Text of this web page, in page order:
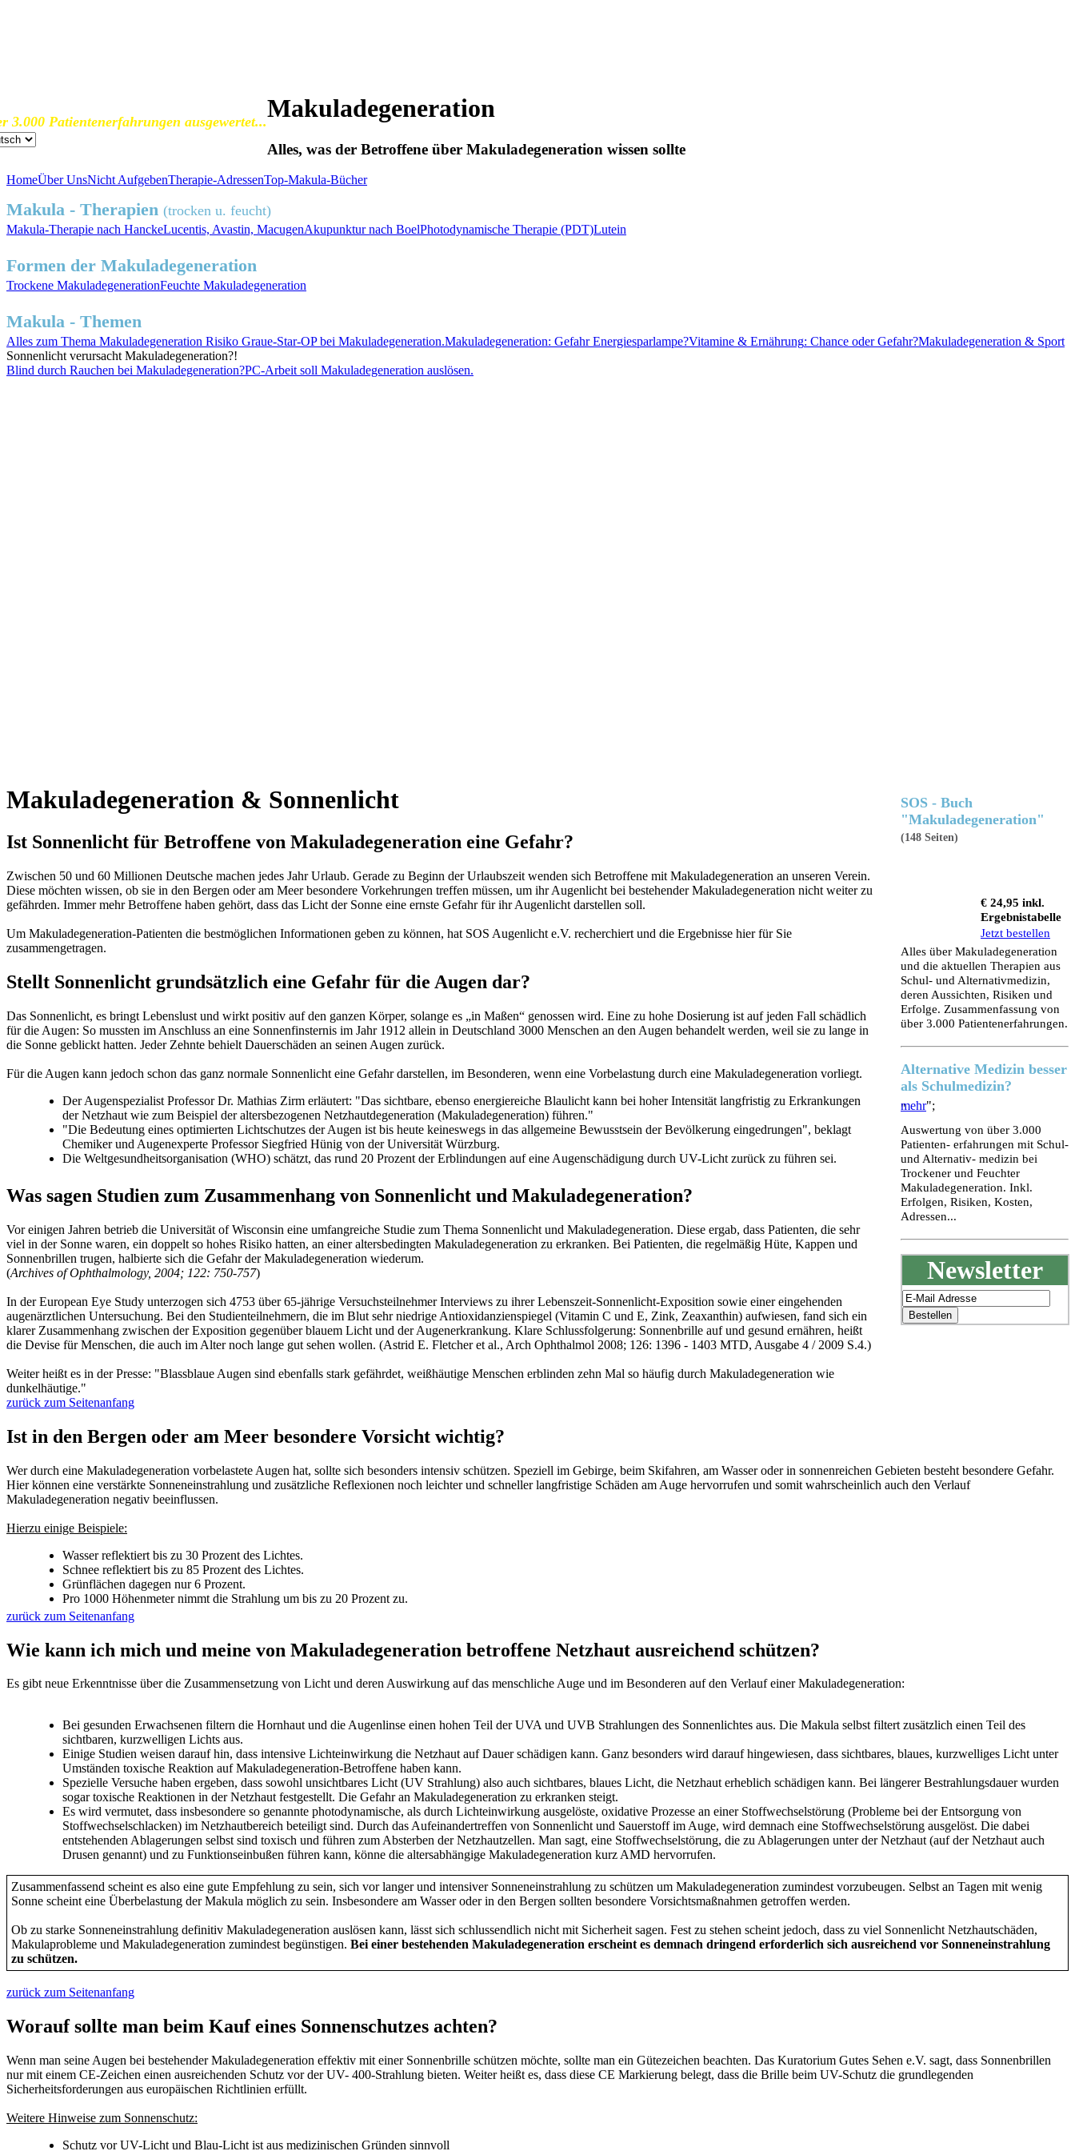
3.000 Patientenerfahrungen ausgewertet...Makuladegeneration
Alles, was der Betroffene über Makuladegeneration wissen sollte
HomeÜber UnsNicht AufgebenTherapie-AdressenTop-Makula-Bücher
Makula - Therapien (trocken u. feucht)
Makula-Therapie nach HanckeLucentis, Avastin, MacugenAkupunktur nach BoelPhotodynamische Therapie (PDT)Lutein
Formen der Makuladegeneration
Trockene MakuladegenerationFeuchte Makuladegeneration
Makula - Themen
Alles zum Thema Makuladegeneration Risiko Graue-Star-OPbei Makuladegeneration.Makuladegeneration: GefahrEnergiesparlampe?Vitamine & Ernährung: Chance oder Gefahr?Makuladegeneration & Sport
Sonnenlichtverursacht Makuladegeneration?!
Blind durch Rauchen bei Makuladegeneration?PC-Arbeit soll Makuladegeneration auslösen.
SOS - Buch
"Makuladegeneration"
(148 Seiten)
€ 24,95 inkl.
Ergebnistabelle
Jetzt bestellen
Alles über Makuladegeneration
und die aktuellen Therapien aus
Schul- und Alternativmedizin,
deren Aussichten, Risiken und
Erfolge. Zusammenfassung von
über 3.000 Patientenerfahrungen.
Alternative Medizin besser
als Schulmedizin?
"
mehr";
Auswertung von über 3.000
Patienten- erfahrungen mit Schul-
und Alternativ- medizin bei
Trockener und Feuchter
Makuladegeneration. Inkl.
Erfolgen, Risiken, Kosten,
Adressen...
Newsletter
Makuladegeneration & Sonnenlicht
Ist Sonnenlicht für Betroffene von Makuladegeneration eine Gefahr?
Zwischen 50 und 60 Millionen Deutsche machen jedes Jahr Urlaub. Gerade zu Beginn der Urlaubszeit wenden sich Betroffene mit Makuladegeneration an unseren Verein.
Diese möchten wissen, ob sie in den Bergen oder am Meer besondere Vorkehrungen treffen müssen, um ihr Augenlicht bei bestehender Makuladegeneration nicht weiter zu
gefährden. Immer mehr Betroffene haben gehört, dass das Licht der Sonne eine ernste Gefahr für ihr Augenlicht darstellen soll.
Um Makuladegeneration-Patienten die bestmöglichen Informationen geben zu können, hat SOS Augenlicht e.V. recherchiert und die Ergebnisse hier für Sie
zusammengetragen.
Stellt Sonnenlicht grundsätzlich eine Gefahr für die Augen dar?
Das Sonnenlicht, es bringt Lebenslust und wirkt positiv auf den ganzen Körper, solange es „in Maßen“ genossen wird. Eine zu hohe Dosierung ist auf jeden Fall schädlich
für die Augen: So mussten im Anschluss an eine Sonnenfinsternis im Jahr 1912 allein in Deutschland 3000 Menschen an den Augen behandelt werden, weil sie zu lange in
die Sonne geblickt hatten. Jeder Zehnte behielt Dauerschäden an seinen Augen zurück.
Für die Augen kann jedoch schon das ganz normale Sonnenlicht eine Gefahr darstellen, im Besonderen, wenn eine Vorbelastung durch eine Makuladegeneration vorliegt.
Der Augenspezialist Professor Dr. Mathias Zirm erläutert: "Das sichtbare, ebenso energiereiche Blaulicht kann bei hoher Intensität langfristig zu Erkrankungen
der Netzhaut wie zum Beispiel der altersbezogenen Netzhautdegeneration (Makuladegeneration) führen."
"Die Bedeutung eines optimierten Lichtschutzes der Augen ist bis heute keineswegs in das allgemeine Bewusstsein der Bevölkerung eingedrungen", beklagt
Chemiker und Augenexperte Professor Siegfried Hünig von der Universität Würzburg.
Die Weltgesundheitsorganisation (WHO) schätzt, das rund 20 Prozent der Erblindungen auf eine Augenschädigung durch UV-Licht zurück zu führen sei.
Was sagen Studien zum Zusammenhang von Sonnenlicht und Makuladegeneration?
Vor einigen Jahren betrieb die Universität of Wisconsin eine umfangreiche Studie zum Thema Sonnenlicht und Makuladegeneration. Diese ergab, dass Patienten, die sehr
viel in der Sonne waren, ein doppelt so hohes Risiko hatten, an einer altersbedingten Makuladegeneration zu erkranken. Bei Patienten, die regelmäßig Hüte, Kappen und
Sonnenbrillen trugen, halbierte sich die Gefahr der Makuladegeneration wiederum.
(Archives of Ophthalmology, 2004; 122: 750-757)
In der European Eye Study unterzogen sich 4753 über 65-jährige Versuchsteilnehmer Interviews zu ihrer Lebenszeit-Sonnenlicht-Exposition sowie einer eingehenden
augenärztlichen Untersuchung. Bei den Studienteilnehmern, die im Blut sehr niedrige Antioxidanzienspiegel (Vitamin C und E, Zink, Zeaxanthin) aufwiesen, fand sich ein
klarer Zusammenhang zwischen der Exposition gegenüber blauem Licht und der Augenerkrankung. Klare Schlussfolgerung: Sonnenbrille auf und gesund ernähren, heißt
die Devise für Menschen, die auch im Alter noch lange gut sehen wollen. (Astrid E. Fletcher et al., Arch Ophthalmol 2008; 126: 1396 - 1403 MTD, Ausgabe 4 / 2009 S.4.)
Weiter heißt es in der Presse: "Blassblaue Augen sind ebenfalls stark gefährdet, weißhäutige Menschen erblinden zehn Mal so häufig durch Makuladegeneration wie
dunkelhäutige."
zurück zum Seitenanfang
Ist in den Bergen oder am Meer besondere Vorsicht wichtig?
Wer durch eine Makuladegeneration vorbelastete Augen hat, sollte sich besonders intensiv schützen. Speziell im Gebirge, beim Skifahren, am Wasser oder in sonnenreichen Gebieten besteht besondere Gefahr.
Hier können eine verstärkte Sonneneinstrahlung und zusätzliche Reflexionen noch leichter und schneller langfristige Schäden am Auge hervorrufen und somit wahrscheinlich auch den Verlauf
Makuladegeneration negativ beeinflussen.
Hierzu einige Beispiele:
Wasser reflektiert bis zu 30 Prozent des Lichtes.
Schnee reflektiert bis zu 85 Prozent des Lichtes.
Grünflächen dagegen nur 6 Prozent.
Pro 1000 Höhenmeter nimmt die Strahlung um bis zu 20 Prozent zu.
zurück zum Seitenanfang
Wie kann ich mich und meine von Makuladegeneration betroffene Netzhaut ausreichend schützen?
Es gibt neue Erkenntnisse über die Zusammensetzung von Licht und deren Auswirkung auf das menschliche Auge und im Besonderen auf den Verlauf einer Makuladegeneration:
Bei gesunden Erwachsenen filtern die Hornhaut und die Augenlinse einen hohen Teil der UVA und UVB Strahlungen des Sonnenlichtes aus. Die Makula selbst filtert zusätzlich einen Teil des
sichtbaren, kurzwelligen Lichts aus.
Einige Studien weisen darauf hin, dass intensive Lichteinwirkung die Netzhaut auf Dauer schädigen kann. Ganz besonders wird darauf hingewiesen, dass sichtbares, blaues, kurzwelliges Licht unter
Umständen toxische Reaktion auf Makuladegeneration-Betroffene haben kann.
Spezielle Versuche haben ergeben, dass sowohl unsichtbares Licht (UV Strahlung) also auch sichtbares, blaues Licht, die Netzhaut erheblich schädigen kann. Bei längerer Bestrahlungsdauer wurden
sogar toxische Reaktionen in der Netzhaut festgestellt. Die Gefahr an Makuladegeneration zu erkranken steigt.
Es wird vermutet, dass insbesondere so genannte photodynamische, als durch Lichteinwirkung ausgelöste, oxidative Prozesse an einer Stoffwechselstörung (Probleme bei der Entsorgung von
Stoffwechselschlacken) im Netzhautbereich beteiligt sind. Durch das Aufeinandertreffen von Sonnenlicht und Sauerstoff im Auge, wird demnach eine Stoffwechselstörung ausgelöst. Die dabei
entstehenden Ablagerungen selbst sind toxisch und führen zum Absterben der Netzhautzellen. Man sagt, eine Stoffwechselstörung, die zu Ablagerungen unter der Netzhaut (auf der Netzhaut auch
Drusen genannt) und zu Funktionseinbußen führen kann, könne die altersabhängige Makuladegeneration kurz AMD hervorrufen.
Zusammenfassend scheint es also eine gute Empfehlung zu sein, sich vor langer und intensiver Sonneneinstrahlung zu schützen um Makuladegeneration zumindest vorzubeugen. Selbst an Tagen mit wenig
Sonne scheint eine Überbelastung der Makula möglich zu sein. Insbesondere am Wasser oder in den Bergen sollten besondere Vorsichtsmaßnahmen getroffen werden.
Ob zu starke Sonneneinstrahlung definitiv Makuladegeneration auslösen kann, lässt sich schlussendlich nicht mit Sicherheit sagen. Fest zu stehen scheint jedoch, dass zu viel Sonnenlicht Netzhautschäden,
Makulaprobleme und Makuladegeneration zumindest begünstigen. Bei einer bestehenden Makuladegeneration erscheint es demnach dringend erforderlich sich ausreichend vor Sonneneinstrahlung
zu schützen.
zurück zum Seitenanfang
Worauf sollte man beim Kauf eines Sonnenschutzes achten?
Wenn man seine Augen bei bestehender Makuladegeneration effektiv mit einer Sonnenbrille schützen möchte, sollte man ein Gütezeichen beachten. Das Kuratorium Gutes Sehen e.V. sagt, dass Sonnenbrillen
nur mit einem CE-Zeichen einen ausreichenden Schutz vor der UV- 400-Strahlung bieten. Weiter heißt es, dass diese CE Markierung belegt, dass die Brille beim UV-Schutz die grundlegenden
Sicherheitsforderungen aus europäischen Richtlinien erfüllt.
Weitere Hinweise zum Sonnenschutz:
Schutz vor UV-Licht und Blau-Licht ist aus medizinischen Gründen sinnvoll